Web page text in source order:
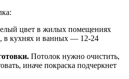
цвет в жилых помещениях
в кухнях и ванных — 12-24
Потолок нужно очистить,
иначе покраска подчеркнет